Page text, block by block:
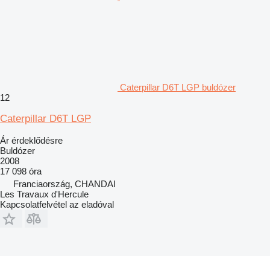
Caterpillar D6T LGP buldózer
12
Caterpillar D6T LGP
Ár érdeklődésre
Buldózer
2008
17 098 óra
Franciaország, CHANDAI
Les Travaux d'Hercule
Kapcsolatfelvétel az eladóval